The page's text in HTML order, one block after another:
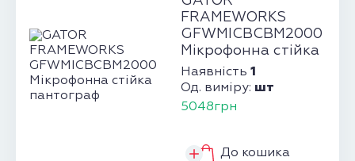
FRAMEWORKS
GFWMICBCBM2000
Мікрофонна стійка
пантограф
Наявність 1
Од. виміру: шт
5048грн
До кошика